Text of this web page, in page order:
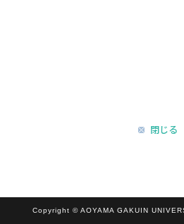
閉じる
Copyright © AOYAMA GAKUIN